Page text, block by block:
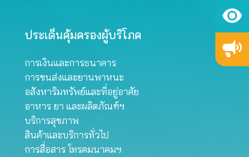
ประเด็นคุ้มครองผู้บริโภค
การเงินและการธนาคาร
การขนส่งและยานพาหนะ
อสังหาริมทรัพย์และที่อยู่อาศัย
อาหาร ยา และผลิตภัณฑ์ฯ
บริการสุขภาพ
สินค้าและบริการทั่วไป
การสื่อสาร โทรคมนาคมฯ